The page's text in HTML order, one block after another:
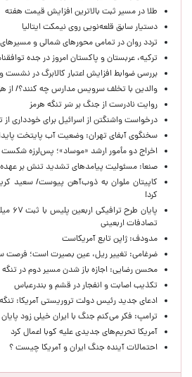
طلا در مسیر ثبت بالاترین افزایش قیمت هفته
دستیار سابق قلعه‌نویی روی نیمکت ایتالیا
تردد روان در تمامی محورهای شمالی و مسیرهای
ترکیه، عربستان و پاکستان امروز در جده
بررسی ضوابط افزایش اعتبار کالابرگ در نشست
والدین با تخلف سرویس مدارس چه کنند؟/ از
روایت نادرست از جنگ بر سَر تنگه هرمز
درخواست واشنگتن از اسرائیل برای خودداری
سخنگوی آبفای تهران: وضعیت آب پایتخت
اخراج دو مأمور ارشد «موساد»؛ پس‌لرزه شکست
صنعا: مسئولیت پیامدهای تشدید تنش بر
کاپیتان ملوان به ذوب‌آهن پیوست/ سعید
کرد!
تصادفات اربعینی
مدودف: ژاپن تابع آمریکاست
ضرغامی: تغییر ریل، عین بصیرت است؛ فرصت
محسن رضایی: اجازه باز شدن مسیر دوم در تنگه
تکذیب اصابت و انفجار در قشم و بندرعباس
ادعای جدید رئیس دولت تروریستی آمریکا:
ترامپ: فکر می‌کنم جنگ با ایران خیلی زود
آمریکا تحریم‌های جدیدی علیه کوبا اعمال کرد
احتمالات آینده جنگ ایران و آمریکا چیست ؟